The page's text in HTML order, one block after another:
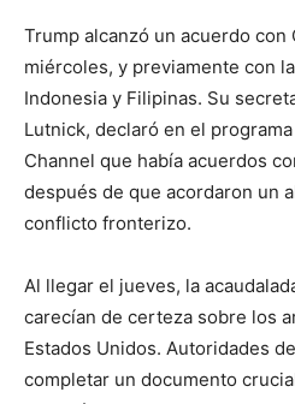
Trump alcanzó un acuerdo con
miércoles, y previamente con
Indonesia y Filipinas. Su
Lutnick, declaró en el
Channel que había acuerdos
después de que acordaron un
conflicto fronterizo.
Al llegar el jueves, la
carecían de certeza sobre los
Estados Unidos. Autoridades
completar un documento